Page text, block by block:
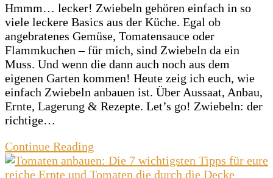
Hmmm… lecker! Zwiebeln gehören einfach in so
viele leckere Basics aus der Küche. Egal ob
angebratenes Gemüse, Tomatensauce oder
Flammkuchen – für mich, sind Zwiebeln da ein
Muss. Und wenn die dann auch noch aus dem
eigenen Garten kommen! Heute zeig ich euch, wie
einfach Zwiebeln anbauen ist. Über Aussaat, Anbau,
Ernte, Lagerung & Rezepte. Let’s go! Zwiebeln: der
richtige…
Continue Reading